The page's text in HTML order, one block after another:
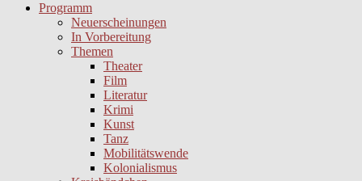
Programm
Neuerscheinungen
In Vorbereitung
Themen
Theater
Film
Literatur
Krimi
Kunst
Tanz
Mobilitätswende
Kolonialismus